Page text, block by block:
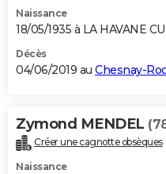
Naissance
18/05/1935 à LA HAVANE
Décès
04/06/2019 au Chesnay-
Zymond MENDEL
Créer une cagnotte obsèques
Naissance